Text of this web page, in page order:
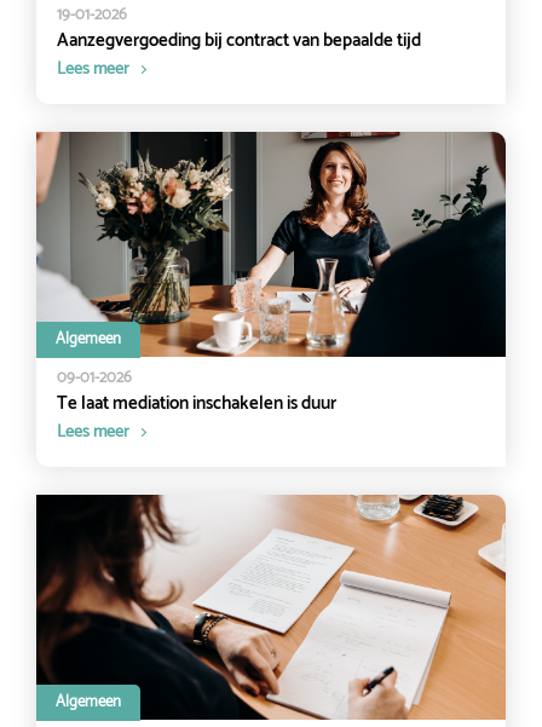
19-01-2026
Aanzegvergoeding bij contract van bepaalde tijd
Lees meer
Algemeen
09-01-2026
Te laat mediation inschakelen is duur
Lees meer
Algemeen